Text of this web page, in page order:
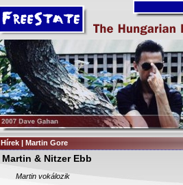
Hírek | Martin Gore
Martin & Nitzer Ebb
Martin vokálozik